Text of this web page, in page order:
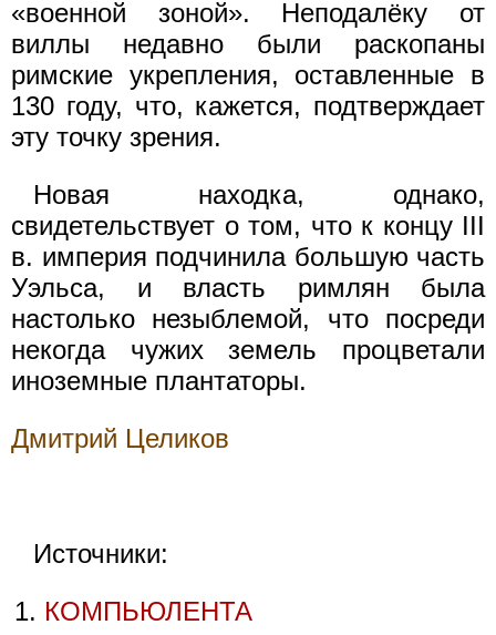
«военной зоной». Неподалёку от
виллы недавно были раскопаны
римские укрепления, оставленные в
130 году, что, кажется, подтверждает
эту точку зрения.
Новая находка, однако,
свидетельствует о том, что к концу III
в. империя подчинила бoльшую часть
Уэльса, и власть римлян была
настолько незыблемой, что посреди
некогда чужих земель процветали
иноземные плантаторы.
Дмитрий Целиков
Источники:
КОМПЬЮЛЕНТА